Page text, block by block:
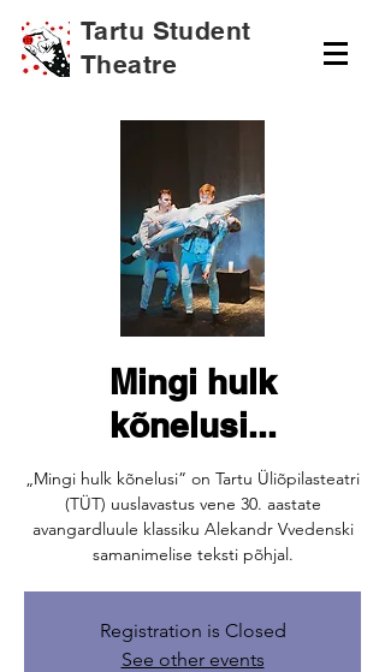
Tartu Student
Theatre
Mingi hulk
kõnelusi...
„Mingi hulk kõnelusi” on Tartu Üliõpilasteatri
(TÜT) uuslavastus vene 30. aastate
avangardluule klassiku Alekandr Vvedenski
samanimelise teksti põhjal.
Registration is Closed
See other events